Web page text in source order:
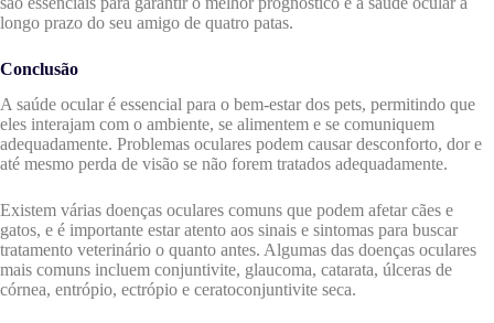
longo prazo do seu amigo de quatro patas.
Conclusão
A saúde ocular é essencial para o bem-estar dos pets, permitindo que
eles interajam com o ambiente, se alimentem e se comuniquem
adequadamente. Problemas oculares podem causar desconforto, dor e
até mesmo perda de visão se não forem tratados adequadamente.
Existem várias doenças oculares comuns que podem afetar cães e
gatos, e é importante estar atento aos sinais e sintomas para buscar
tratamento veterinário o quanto antes. Algumas das doenças oculares
mais comuns incluem conjuntivite, glaucoma, catarata, úlceras de
córnea, entrópio, ectrópio e ceratoconjuntivite seca.